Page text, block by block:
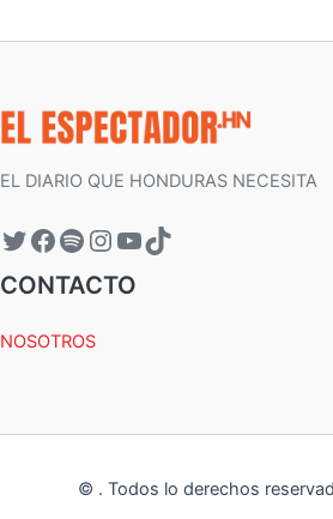
EL DIARIO QUE HONDURAS NECESITA
CONTACTO
NOSOTROS
© . Todos lo derechos